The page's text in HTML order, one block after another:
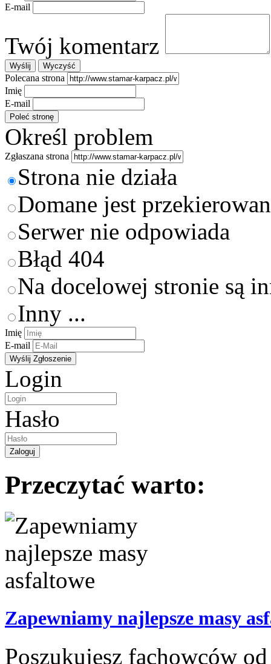
E-mail
Twój komentarz
Polecana strona
Imię
E-mail
Określ problem
Zgłaszana strona
Strona nie działa
Domane jest
Serwer nie odpowiada
Błąd 404
Na docelowej stronie są
Inny ...
Imię
E-mail
Login
Hasło
Przeczytać warto:
Zapewniamy najlepsze masy
Poszukujesz fachowców